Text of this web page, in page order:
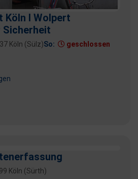
Köln I Wolpert
Sicherheit
Köln (Sülz)So: geschlossen
Köln (Sürth)